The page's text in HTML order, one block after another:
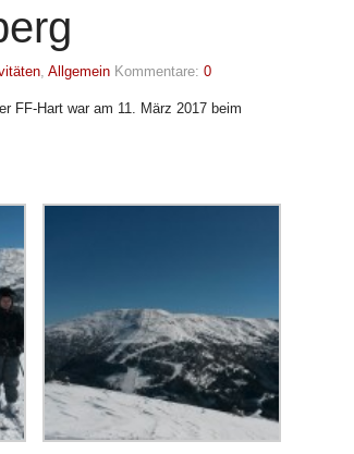
, Allgemein Kommentare: 0
FF-Hart war am 11. März 2017 beim